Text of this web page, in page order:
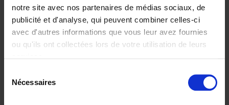
notre site avec nos partenaires de médias sociaux, de
publicité et d'analyse, qui peuvent combiner celles-ci
avec d'autres informations que vous leur avez fournies
ou qu'ils ont collectées lors de votre utilisation de leurs
Nécessaires
€29,99